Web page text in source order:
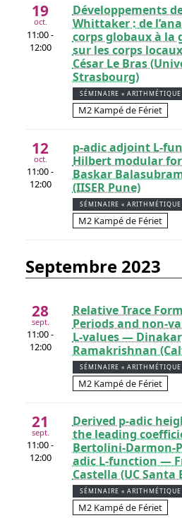
19
oct.
11:00 -
12:00
Développements
Whittaker : de
corps globaux à la
sur les corps
César Le Bras
Strasbourg)
SÉMINAIRE « ARITHMÉTIQUE
M2 Kampé de Fériet
12
oct.
11:00 -
12:00
p-adic adjoint L-
Hilbert modular
Baskar
(IISER Pune)
SÉMINAIRE « ARITHMÉTIQUE
M2 Kampé de Fériet
septembre 2023
28
sept.
11:00 -
12:00
Relative Trace
Periods and non-
L-values — Dinakar
Ramakrishnan
SÉMINAIRE « ARITHMÉTIQUE
M2 Kampé de Fériet
21
sept.
11:00 -
12:00
Derived p-adic
the leading
Bertolini-Darmon-
adic L-function —
Castella (UC Santa
SÉMINAIRE « ARITHMÉTIQUE
M2 Kampé de Fériet